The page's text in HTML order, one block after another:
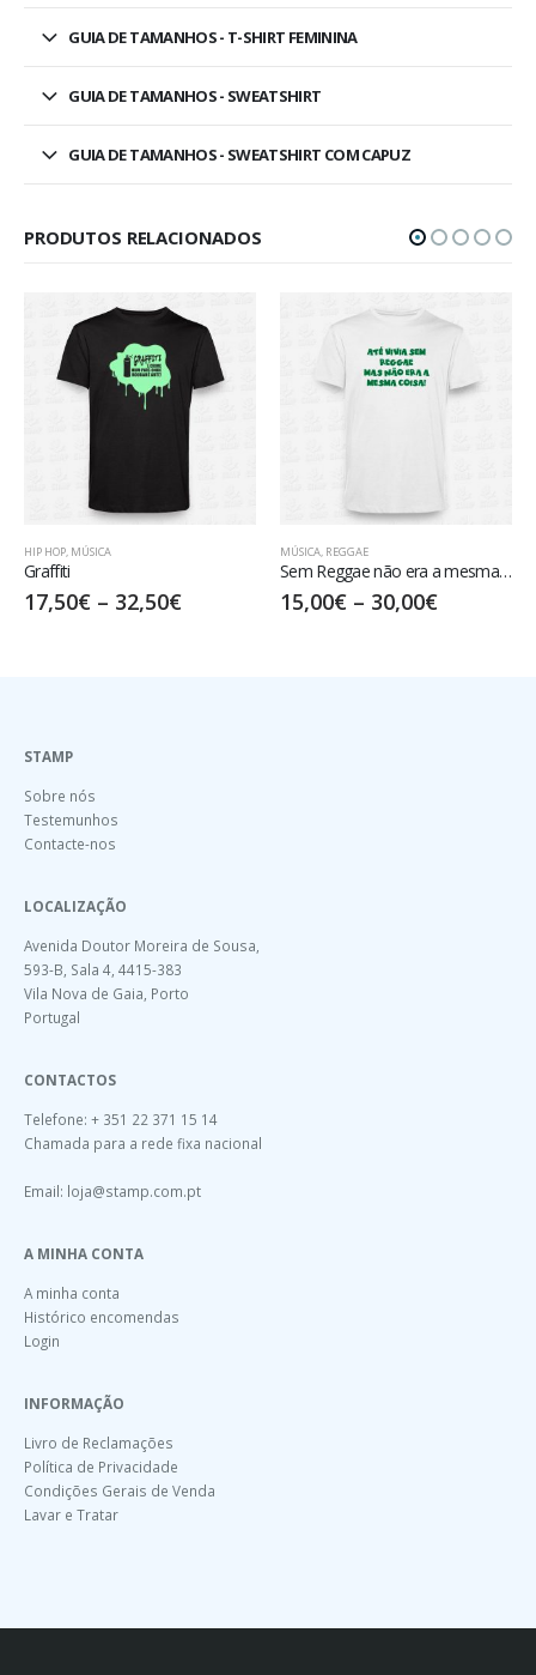
GUIA DE TAMANHOS - T-SHIRT FEMININA
GUIA DE TAMANHOS - SWEATSHIRT
GUIA DE TAMANHOS - SWEATSHIRT COM CAPUZ
PRODUTOS RELACIONADOS
–32,50 €
REGGAE
Sem Reggae não era a mesma coisa!
–30,00 €
Humble
STAMP
Sobre nós
Testemunhos
Contacte-nos
LOCALIZAÇÃO
Avenida Doutor Moreira de Sousa,
593-B, Sala 4, 4415-383
Vila Nova de Gaia, Porto
Portugal
CONTACTOS
Telefone: + 351 22 371 15 14
Chamada para a rede fixa nacional
Email: loja@stamp.com.pt
A MINHA CONTA
A minha conta
Histórico encomendas
Login
INFORMAÇÃO
Livro de Reclamações
Política de Privacidade
Condições Gerais de Venda
Lavar e Tratar